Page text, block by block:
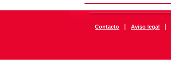
Contacto | Aviso legal |